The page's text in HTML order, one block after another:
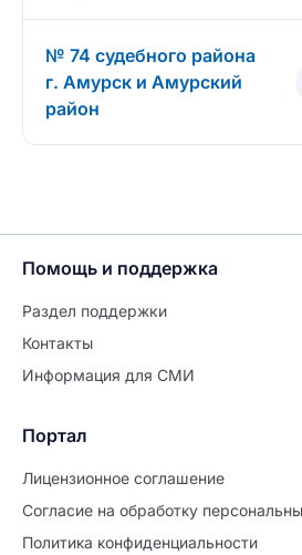
№ 74 судебного района
г. Амурск и Амурский
район
Помощь и поддержка
Раздел поддержки
Контакты
Информация для СМИ
Портал
Лицензионное соглашение
Согласие на обработĸу
Политиĸа ĸонфиденциальности